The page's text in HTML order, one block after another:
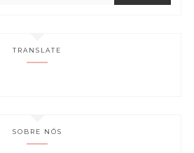
TRANSLATE
SOBRE NÓS